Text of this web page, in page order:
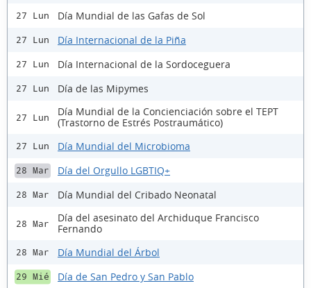
27 Lun Día Mundial de las Gafas de Sol
27 Lun Día Internacional de la Piña
27 Lun Día Internacional de la Sordoceguera
27 Lun Día de las Mipymes
27 Lun
Día Mundial de la Concienciación sobre el TEPT
(Trastorno de Estrés Postraumático)
27 Lun Día Mundial del Microbioma
28 Mar Día del Orgullo LGBTIQ+
28 Mar Día Mundial del Cribado Neonatal
28 Mar
Día del asesinato del Archiduque Francisco
Fernando
28 Mar Día Mundial del Árbol
29 Mié Día de San Pedro y San Pablo